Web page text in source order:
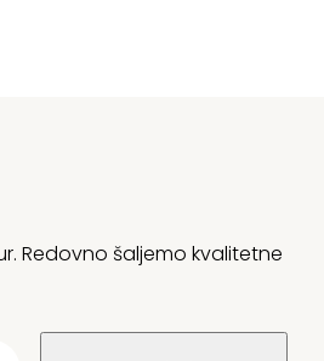
Redovno šaljemo kvalitetne